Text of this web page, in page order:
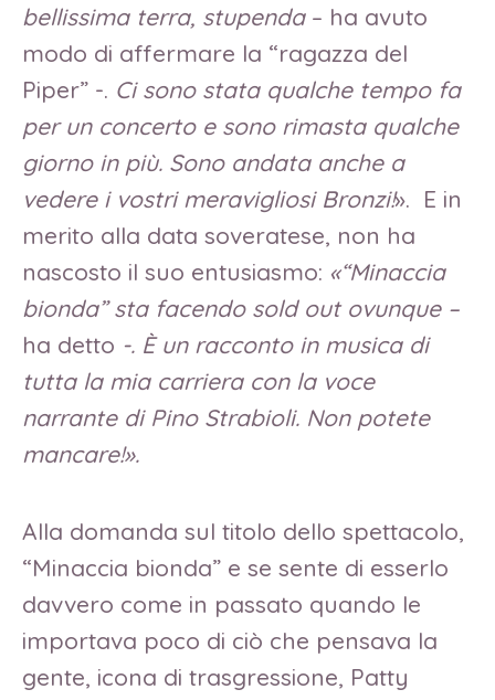
bellissima terra, stupenda– ha avuto
modo di affermare la “ragazza del
Piper” -. Ci sono stata qualche tempo fa
per un concerto e sono rimasta qualche
giorno in più. Sono andata anche a
vedere i vostri meravigliosi Bronzi!». E in
merito alla data soveratese, non ha
nascosto il suo entusiasmo: «“Minaccia
bionda” sta facendo sold out ovunque –
ha detto -. È un racconto in musica di
tutta la mia carriera con la voce
narrante di Pino Strabioli. Non potete
mancare!».
Alla domanda sul titolo dello spettacolo,
“Minaccia bionda” e se sente di esserlo
davvero come in passato quando le
importava poco di ciò che pensava la
gente, icona di trasgressione, Patty